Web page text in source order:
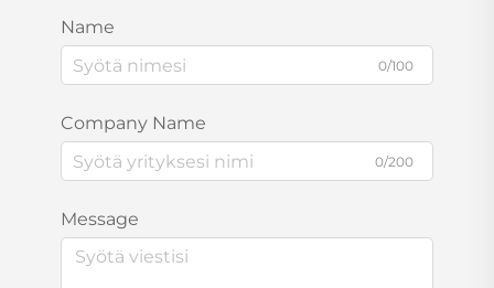
Name
0/100
Company Name
0/200
Message